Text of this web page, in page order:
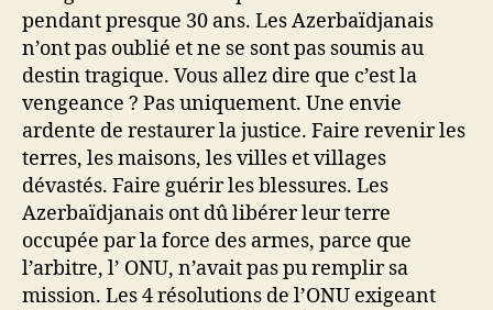
pendant presque 30 ans. Les Azerbaïdjanais
n’ont pas oublié et ne se sont pas soumis au
destin tragique. Vous allez dire que c’est la
vengeance ? Pas uniquement. Une envie
ardente de restaurer la justice. Faire revenir les
terres, les maisons, les villes et villages
dévastés. Faire guérir les blessures. Les
Azerbaïdjanais ont dû libérer leur terre
occupée par la force des armes, parce que
l’arbitre, l’ ONU, n’avait pas pu remplir sa
mission. Les 4 résolutions de l’ONU exigeant